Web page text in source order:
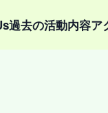
過去の活動内容ア